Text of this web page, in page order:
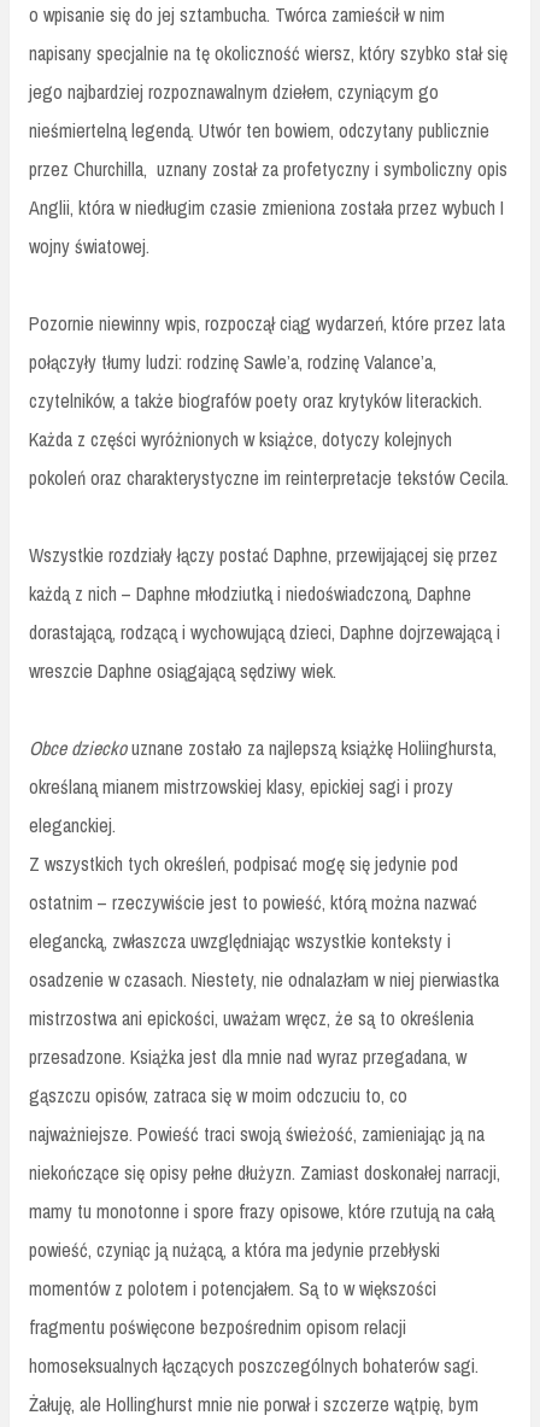
o wpisanie się do jej sztambucha. Twórca zamieścił w nim
napisany specjalnie na tę okoliczność wiersz, który szybko stał się
jego najbardziej rozpoznawalnym dziełem, czyniącym go
nieśmiertelną legendą. Utwór ten bowiem, odczytany publicznie
przez Churchilla, uznany został za profetyczny i symboliczny opis
Anglii, która w niedługim czasie zmieniona została przez wybuch I
wojny światowej.
Pozornie niewinny wpis, rozpoczął ciąg wydarzeń, które przez lata
połączyły tłumy ludzi: rodzinę Sawle’a, rodzinę Valance’a,
czytelników, a także biografów poety oraz krytyków literackich.
Każda z części wyróżnionych w książce, dotyczy kolejnych
pokoleń oraz charakterystyczne im reinterpretacje tekstów Cecila.
Wszystkie rozdziały łączy postać Daphne, przewijającej się przez
każdą z nich – Daphne młodziutką i niedoświadczoną, Daphne
dorastającą, rodzącą i wychowującą dzieci, Daphne dojrzewającą i
wreszcie Daphne osiągającą sędziwy wiek.
Obce dzieckouznane zostało za najlepszą książkę Holiinghursta,
określaną mianem mistrzowskiej klasy, epickiej sagi i prozy
eleganckiej.
Z wszystkich tych określeń, podpisać mogę się jedynie pod
ostatnim – rzeczywiście jest to powieść, którą można nazwać
elegancką, zwłaszcza uwzględniając wszystkie konteksty i
osadzenie w czasach. Niestety, nie odnalazłam w niej pierwiastka
mistrzostwa ani epickości, uważam wręcz, że są to określenia
przesadzone. Książka jest dla mnie nad wyraz przegadana, w
gąszczu opisów, zatraca się w moim odczuciu to, co
najważniejsze. Powieść traci swoją świeżość, zamieniając ją na
niekończące się opisy pełne dłużyzn. Zamiast doskonałej narracji,
mamy tu monotonne i spore frazy opisowe, które rzutują na całą
powieść, czyniąc ją nużącą, a która ma jedynie przebłyski
momentów z polotem i potencjałem. Są to w większości
fragmentu poświęcone bezpośrednim opisom relacji
homoseksualnych łączących poszczególnych bohaterów sagi.
Żałuję, ale Hollinghurst mnie nie porwał i szczerze wątpię, bym